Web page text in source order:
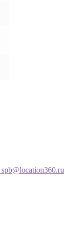
spb@location360.ru